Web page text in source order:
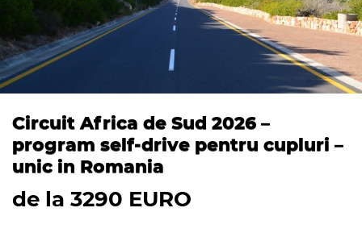
Circuit Africa de Sud 2026 –
program self-drive pentru cupluri –
unic in Romania
de la 3290 EURO